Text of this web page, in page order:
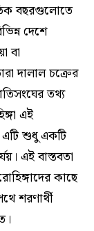
বছরগুলোতে
দেশে
বা
দালাল চক্রের
তথ্য
এই
এটি শুধু একটি
এই বাস্তবতা
কাছে
শরণার্থী